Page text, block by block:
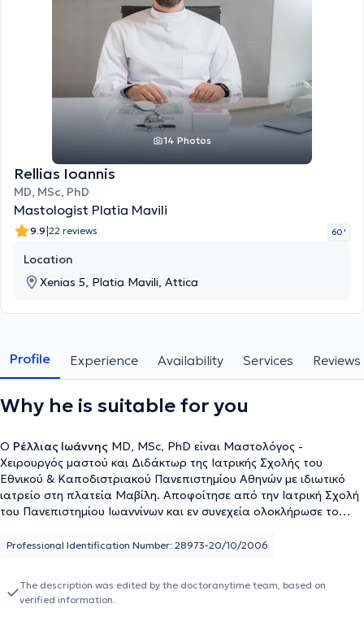
14 Photos
Rellias Ioannis
MD, MSc, PhD
Mastologist Platia Mavili
9.9|22 reviews 60 '
Location
Xenias 5, Platia Mavili, Attica
Profile Experience Availability Services Reviews
Why he is suitable for you
Ο Ρέλλιας Ιωάννης MD, MSc, PhD είναι Μαστολόγος -
Χειρουργός μαστού και Διδάκτωρ της Ιατρικής Σχολής του
Εθνικού & Καποδιστριακού Πανεπιστημίου Αθηνών με ιδιωτικό
ιατρείο στη πλατεία Μαβίλη. Αποφοίτησε από την Ιατρική Σχολή
του Πανεπιστημίου Ιωαννίνων και εν συνεχεία ολοκλήρωσε το
Καποδιστριακού Πανεπιστημίου Αθηνών «Έρευνα στη Γυναικεία
σχετικά με την ανοσοθεραπεία του καρκίνου μαστού στο
Αντικαρκινικό Νοσοκομείο Αθηνών «Άγιος Σάββας». Ασκήθηκε
Professional Identification Number: 28973-20/10/2006
The description was edited by the doctoranytime team, based on
verified information.